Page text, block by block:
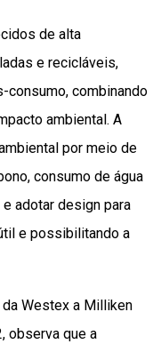
de alta
e recicláveis,
consumo, combinando
ambiental. A
por meio de
consumo de água
adotar design para
e possibilitando a
Westex a Milliken
observa que a